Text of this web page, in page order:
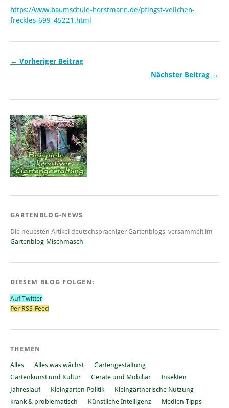
https://www.baumschule-horstmann.de/pfingst-veilchen-
freckles-699_45221.html
← Vorheriger Beitrag
Nächster Beitrag →
GARTENBLOG-NEWS
Die neuesten Artikel deutschsprachiger Gartenblogs, versammelt im
Gartenblog-Mischmasch
DIESEM BLOG FOLGEN:
Auf Twitter
Per RSS-Feed
THEMEN
Alles Alles was wächst
Gartengestaltung
Gartenkunst und Kultur
Geräte und Mobiliar
Insekten
Jahreslauf
Kleingarten-Politik
Kleingärtnerische Nutzung
krank & problematisch
Künstliche Intelligenz
Medien-Tipps